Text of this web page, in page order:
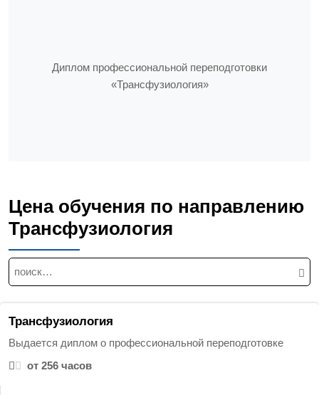
Диплом профессиональной переподготовки
«Трансфузиология»
Цена обучения по направлению
Трансфузиология
Н
а
т
:
Трансфузиология
Выдается диплом о профессиональной переподготовке
от 256 часов